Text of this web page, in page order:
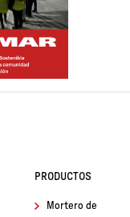
PRODUCTOS
Mortero de